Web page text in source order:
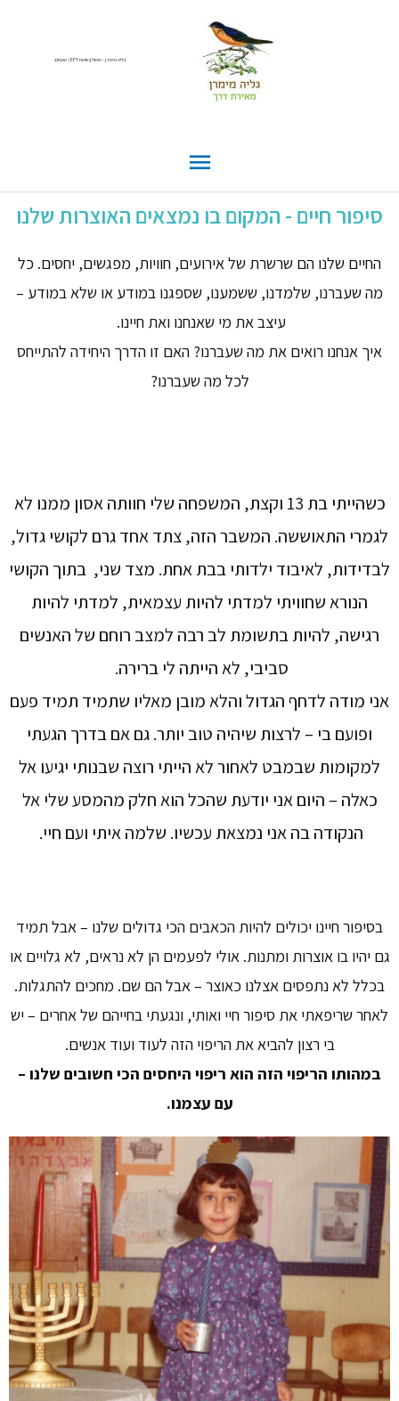
גליה מימרן - טיפול בשיטת EFT \ טאפינג
סיפור חיים - המקום בו נמצאים האוצרות שלנו
החיים שלנו הם שרשרת של אירועים, חוויות, מפגשים, יחסים. כל
מה שעברנו, שלמדנו, ששמענו, שספגנו במודע או שלא במודע –
עיצב את מי שאנחנו ואת חיינו.
איך אנחנו רואים את מה שעברנו? האם זו הדרך היחידה להתייחס
לכל מה שעברנו?
כשהייתי בת 13 וקצת, המשפחה שלי חוותה אסון ממנו לא
לגמרי התאוששה. המשבר הזה, צתד אחד גרם לקושי גדול,
לבדידות, לאיבוד ילדותי בבת אחת. מצד שני, בתוך הקושי
הנורא שחוויתי למדתי להיות עצמאית, למדתי להיות
רגישה, להיות בתשומת לב רבה למצב רוחם של האנשים
סביבי, לא הייתה לי ברירה.
אני מודה לדחף הגדול והלא מובן מאליו שתמיד תמיד פעם
ופועם בי – לרצות שיהיה טוב יותר. גם אם בדרך הגעתי
למקומות שבמבט לאחור לא הייתי רוצה שבנותי יגיעו אל
כאלה – היום אני יודעת שהכל הוא חלק מהמסע שלי אל
הנקודה בה אני נמצאת עכשיו. שלמה איתי ועם חיי.
בסיפור חיינו יכולים להיות הכאבים הכי גדולים שלנו – אבל תמיד
גם יהיו בו אוצרות ומתנות. אולי לפעמים הן לא נראים, לא גלויים או
בכלל לא נתפסים אצלנו כאוצר – אבל הם שם. מחכים להתגלות.
לאחר שריפאתי את סיפור חיי ואותי, ונגעתי בחייהם של אחרים – יש
בי רצון להביא את הריפוי הזה לעוד ועוד אנשים.
במהותו הריפוי הזה הוא ריפוי היחסים הכי חשובים שלנו –
עם עצמנו.